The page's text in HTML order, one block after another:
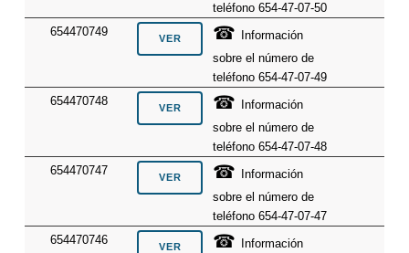
teléfono 654-47-07-50
654470749
☎
Información
sobre el número de
teléfono 654-47-07-49
654470748
☎
Información
sobre el número de
teléfono 654-47-07-48
654470747
☎
Información
sobre el número de
teléfono 654-47-07-47
654470746
☎
Información